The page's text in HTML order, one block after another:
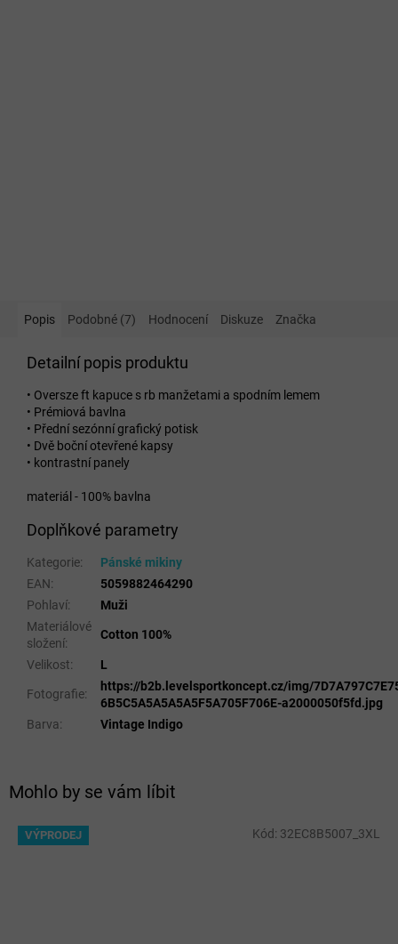
Mohlo by se vám líbit
VÝPRODEJ Kód: 32EC8B5007_3XL
Popis Podobné (7) Hodnocení Diskuze Značka
Detailní popis produktu
• Oversze ft kapuce s rb manžetami a spodním lemem
• Prémiová bavlna
• Přední sezónní grafický potisk
• Dvě boční otevřené kapsy
• kontrastní panely
materiál - 100% bavlna
Doplňkové parametry
Kategorie:
Pánské mikiny
EAN:
5059882464290
Pohlaví:
Muži
Materiálové
složení:
Cotton 100%
Velikost: L
Fotografie:
https://b2b.levelsportkoncept.cz/img/
6B5C5A5A5A5A5F5A705F706E-a2000050f5fd.jpg
Barva: Vintage Indigo